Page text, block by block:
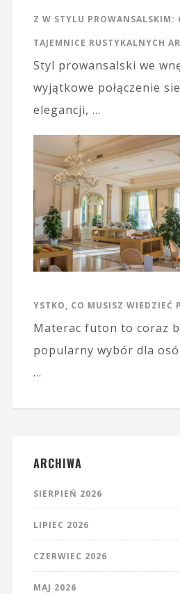
Z W STYLU PROWANSALSKIM:
TAJEMNICE RUSTYKALNYCH
Styl prowansalski we
wyjątkowe połączenie
elegancji, …
YSTKO, CO MUSISZ WIEDZIEĆ
Materac futon to coraz
popularny wybór dla
…
ARCHIWA
SIERPIEŃ 2026
LIPIEC 2026
CZERWIEC 2026
MAJ 2026